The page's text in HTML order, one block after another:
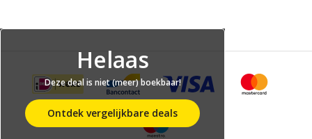
Helaas
Deze deal is niet (meer) boekbaar!
Ontdek vergelijkbare deals